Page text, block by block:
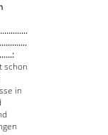
schon
in